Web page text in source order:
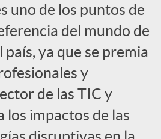
uno de los puntos de
del mundo de
ya que se premia
y
de las TIC y
los impactos de las